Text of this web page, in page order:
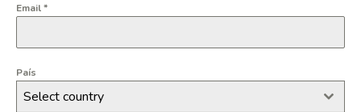
Email*
País
Select country